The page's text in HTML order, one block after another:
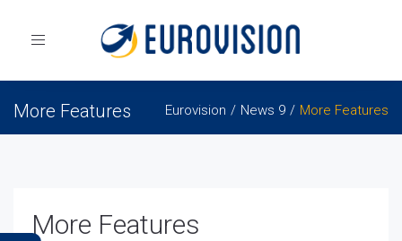
Toggle
More Features Eurovision News 9 More Features
More Features